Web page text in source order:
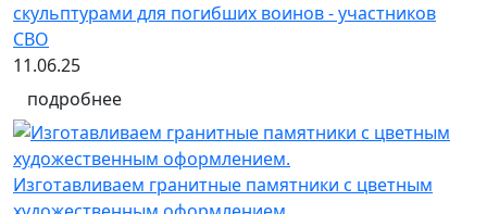
скульптурами для погибших воинов - участников
СВО
11.06.25
подробнее
Изготавливаем гранитные памятники с цветным